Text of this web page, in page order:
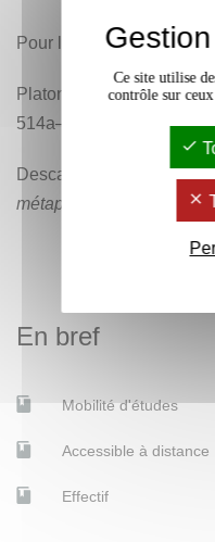
Pour le premier cours, on
Platon - L'Allégorie de la
514a–520a.
Descartes - Méditation
métaphysiques
En bref
Mobilité d'études
Accessible à distance
Effectif
Ce site utilise
contrôle sur